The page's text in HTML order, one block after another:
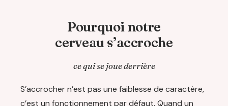
Pourquoi notre
cerveau s’accroche
ce qui se joue derrière
S’accrocher n’est pas une faiblesse de caractère,
c’est un fonctionnement par défaut. Quand un